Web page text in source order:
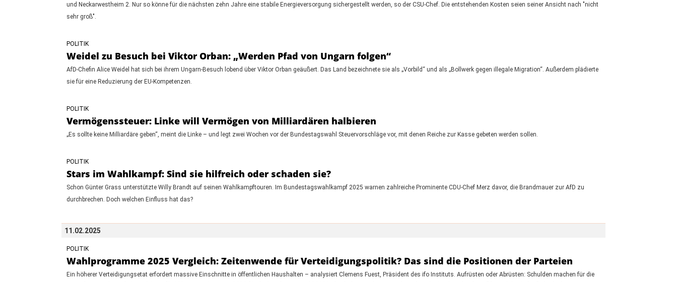
und Neckarwestheim 2. Nur so könne für die nächsten zehn Jahre eine stabile Energieversorgung sichergestellt werden, so der CSU-Chef. Die entstehenden Kosten seien seiner Ansicht nach "nicht
sehr groß".
POLITIK
Weidel zu Besuch bei Viktor Orban: „Werden Pfad von Ungarn folgen“
AfD-Chefin Alice Weidel hat sich bei ihrem Ungarn-Besuch lobend über Viktor Orban geäußert. Das Land bezeichnete sie als „Vorbild“ und als „Bollwerk gegen illegale Migration“. Außerdem plädierte
sie für eine Reduzierung der EU-Kompetenzen.
POLITIK
Vermögenssteuer: Linke will Vermögen von Milliardären halbieren
„Es sollte keine Milliardäre geben“, meint die Linke – und legt zwei Wochen vor der Bundestagswahl Steuervorschläge vor, mit denen Reiche zur Kasse gebeten werden sollen.
POLITIK
Stars im Wahlkampf: Sind sie hilfreich oder schaden sie?
Schon Günter Grass unterstützte Willy Brandt auf seinen Wahlkampftouren. Im Bundestagswahlkampf 2025 warnen zahlreiche Prominente CDU-Chef Merz davor, die Brandmauer zur AfD zu
durchbrechen. Doch welchen Einfluss hat das?
11.02.2025
POLITIK
Wahlprogramme 2025 Vergleich: Zeitenwende für Verteidigungspolitik? Das sind die Positionen der Parteien
Ein höherer Verteidigungsetat erfordert massive Einschnitte in öffentlichen Haushalten – analysiert Clemens Fuest, Präsident des ifo Instituts. Aufrüsten oder Abrüsten: Schulden machen für die